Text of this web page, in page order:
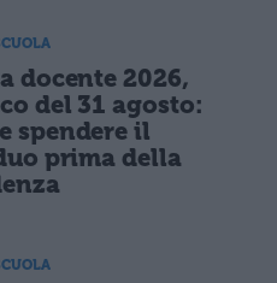
docente 2026,
del 31 agosto:
spendere il
prima della